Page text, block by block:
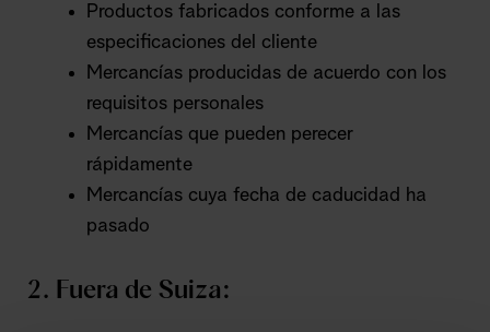
Productos fabricados conforme a las
especificaciones del cliente
Mercancías producidas de acuerdo con los
requisitos personales
Mercancías que pueden perecer
rápidamente
Mercancías cuya fecha de caducidad ha
pasado
2. Fuera de Suiza: